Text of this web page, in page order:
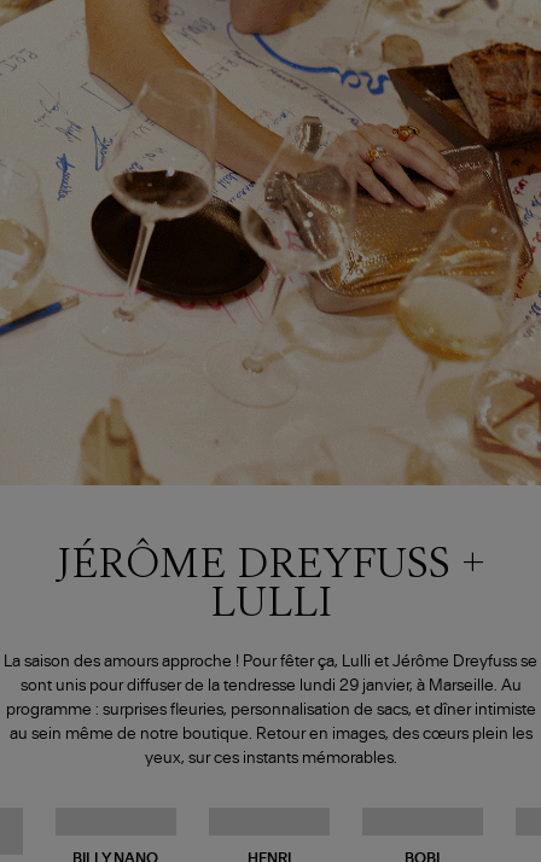
JÉRÔME DREYFUSS +
LULLI
La saison des amours approche ! Pour fêter ça, Lulli et Jérôme Dreyfuss se
sont unis pour diffuser de la tendresse lundi 29 janvier, à Marseille. Au
programme : surprises fleuries, personnalisation de sacs, et dîner intimiste
au sein même de notre boutique. Retour en images, des cœurs plein les
yeux, sur ces instants mémorables.
BILLY NANO HENRI BOBI